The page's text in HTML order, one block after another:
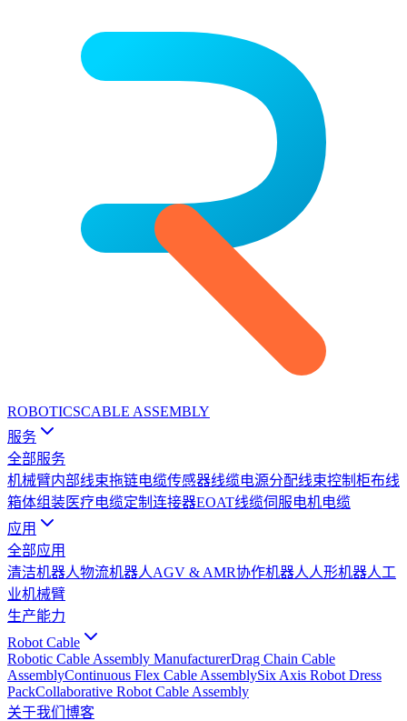
ROBOTICSCABLE ASSEMBLY
服务
全部服务
机械臂内部线束拖链电缆传感器线缆电源分配线束控制柜布线
箱体组装医疗电缆定制连接器EOAT线缆伺服电机电缆
应用
全部应用
清洁机器人物流机器人AGV & AMR协作机器人 人形机器人工
业机械臂
生产能力
Robot Cable
Robotic Cable Assembly ManufacturerDrag Chain Cable
AssemblyContinuous Flex Cable AssemblySix Axis Robot Dress
PackCollaborative Robot Cable Assembly
关于我们 博客